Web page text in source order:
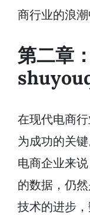
商行业的浪潮
第二章
在现代电商
为成功的关
电商企业来
的数据，仍
技术的进步